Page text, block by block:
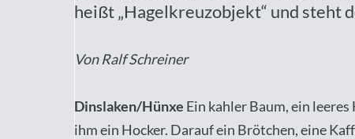
heißt „Hagelkreuzobjekt“ und steht
Von Ralf Schreiner
Dinslaken/Hünxe Ein kahler Baum, ein
ihm ein Hocker. Darauf ein Brötchen, eine